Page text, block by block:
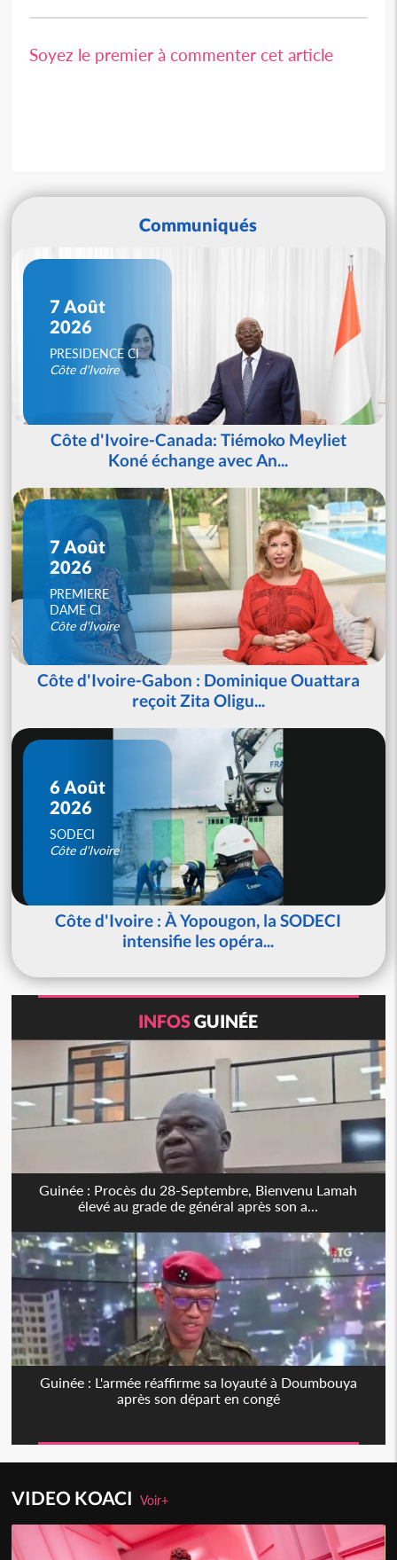
Soyez le premier à commenter cet article
Communiqués
7 Août
2026
PRESIDENCE CI
Côte d'Ivoire
Côte d'Ivoire-Canada: Tiémoko Meyliet
Koné échange avec An...
7 Août
2026
PREMIERE
DAME CI
Côte d'Ivoire
Côte d'Ivoire-Gabon : Dominique Ouattara
reçoit Zita Oligu...
6 Août
2026
SODECI
Côte d'Ivoire
Côte d'Ivoire : À Yopougon, la SODECI
intensifie les opéra...
INFOSGUINÉE
Guinée : Procès du 28-Septembre, Bienvenu Lamah
élevé au grade de général après son a...
Guinée : L'armée réaffirme sa loyauté à Doumbouya
après son départ en congé
VIDEO KOACIVoir+